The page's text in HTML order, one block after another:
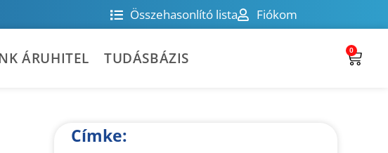
Összehasonlító lista Fiókom
ÁRUHITEL TUDÁSBÁZIS 0
Címke: